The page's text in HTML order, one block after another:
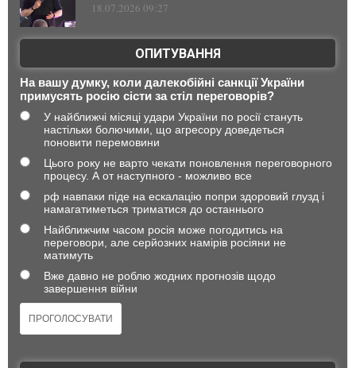
18.07.2026 09:27
ОПИТУВАННЯ
На вашу думку, коли далекобійні санкції України
примусять росію сісти за стіл переговорів?
У найближчі місяці удари України по росії стануть
настільки болючими, що агресору доведеться
поновити перемовини
Цього року не варто чекати поновлення переговорного
процесу. А от наступного - можливо все
рф навпаки піде на ескалацію попри здоровий глузд і
намагатиметься триматися до останнього
Найближчим часом росія може погодитись на
переговори, але серйозних намірів росіяни не
матимуть
Вже давно не роблю жодних прогнозів щодо
завершення війни